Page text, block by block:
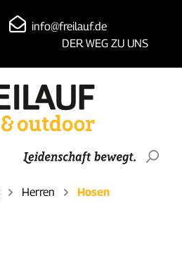
info@freilauf.de
DER WEG ZU UNS
Herren Hosen